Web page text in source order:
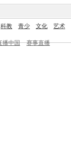
科教 青少 文化 艺术
播中国
赛事直播